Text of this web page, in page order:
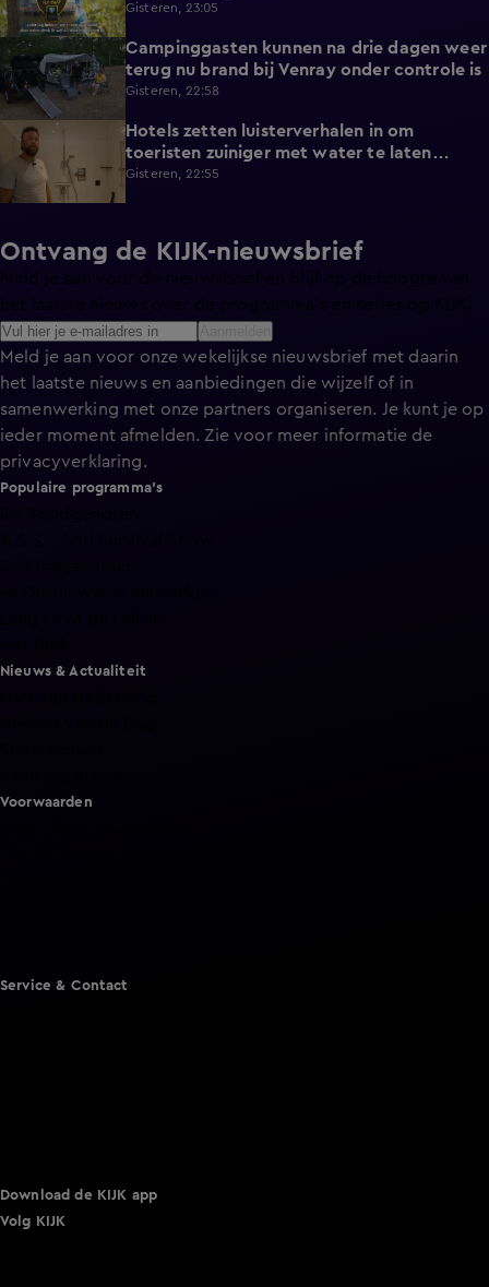
Gisteren, 23:05
2:25
Campinggasten kunnen na drie dagen weer
terug nu brand bij Venray onder controle is
Gisteren, 22:58
2:15
Hotels zetten luisterverhalen in om
toeristen zuiniger met water te laten
omgaan
Gisteren, 22:55
Ontvang de KIJK-nieuwsbrief
Meld je aan voor onze wekelijkse nieuwsbrief met daarin
het laatste nieuws en aanbiedingen die wijzelf of in
samenwerking met onze partners organiseren. Je kunt je op
ieder moment afmelden. Zie voor meer informatie de
privacyverklaring.
Populaire programma's
Nieuws & Actualiteit
Voorwaarden
Service & Contact
Download de KIJK app
Volg KIJK